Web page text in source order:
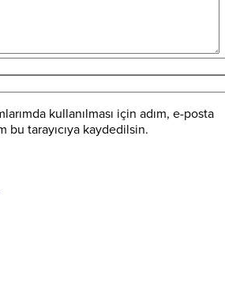
kullanılması için adım, e-posta
bu tarayıcıya kaydedilsin.